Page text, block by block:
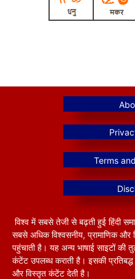
विश्व में सबसे तेजी से बढ़ती हुई हिंदी
सबसे अधिक विश्वसनीय, प्रामाणिक और
पहुंचाती है। यह अन्य भाषाई साइटों की
कंटेंट उपलब्ध कराती है। इसकी
और विस्तृत कंटेंट देती है।